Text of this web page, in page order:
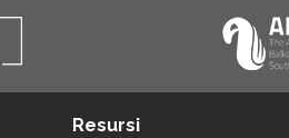
Resursi